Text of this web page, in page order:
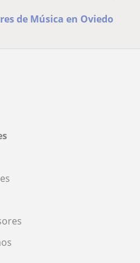
de Música en Oviedo